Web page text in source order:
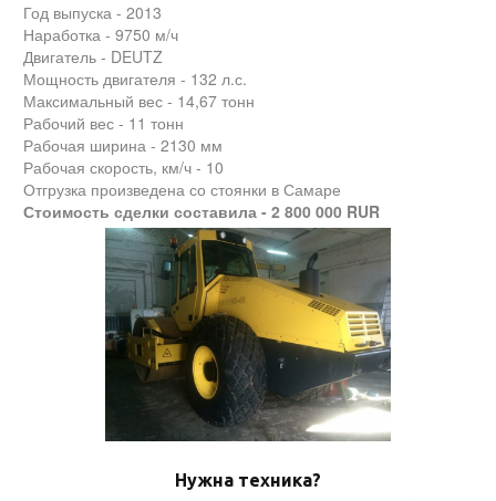
Год выпуска - 2013
Наработка - 9750 м/ч
Двигатель - DEUTZ
Мощность двигателя - 132 л.с.
Максимальный вес - 14,67 тонн
Рабочий вес - 11 тонн
Рабочая ширина - 2130 мм
Рабочая скорость, км/ч - 10
Отгрузка произведена со стоянки в Самаре
Стоимость сделки составила - 2 800 000 RUR
Нужна техника?